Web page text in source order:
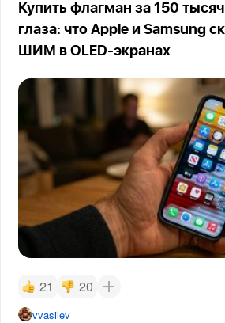
Купить флагман за 150
глаза: что Apple и Samsung
ШИМ в OLED-экранах
21 20
vvasilev